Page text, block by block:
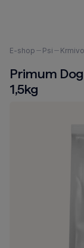
Nacházíte
zde:
E-shop Psi
Primum
1,5kg